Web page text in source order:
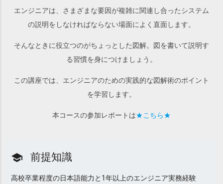
エンジニアは、さまざまな要因が複雑に関連し合ったシステム
の説明をしなければならない場面によく直面します。
そんなときに役立つのがちょっとした図解。図を書いて説明す
る習慣を身につけましょう。
この講座では、エンジニアのための実践的な図解術のポイント
を学習します。
本コースの参加レポートは★こちら★
school 前提知識
高校卒業程度の日本語能力と1年以上のエンジニア実務経験